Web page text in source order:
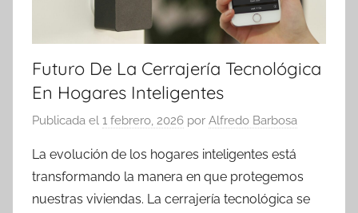
Futuro De La Cerrajería Tecnológica
En Hogares Inteligentes
Publicada el 1 febrero, 2026 por Alfredo Barbosa
La evolución de los hogares inteligentes está
transformando la manera en que protegemos
nuestras viviendas. La cerrajería tecnológica se